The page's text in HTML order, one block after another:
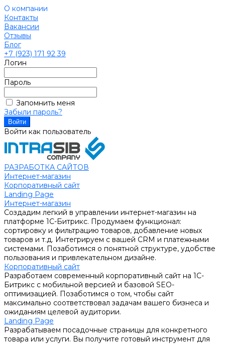
О компании
Контакты
Вакансии
Отзывы
Блог
+7 (923) 171 92 39
Логин
Пароль
Запомнить меня
Забыли пароль?
Войти как пользователь
РАЗРАБОТКА САЙТОВ
Интернет-магазин
Корпоративный сайт
Landing Page
Интернет-магазин
Создадим легкий в управлении интернет-магазин на
платформе 1С-Битрикс. Продумаем функционал:
сортировку и фильтрацию товаров, добавление новых
товаров и т.д. Интегрируем с вашей CRM и платежными
системами. Позаботимся о понятной структуре, удобстве
пользования и привлекательном дизайне.
Корпоративный сайт
Разработаем современный корпоративный сайт на 1С-
Битрикс с мобильной версией и базовой SEO-
оптимизацией. Позаботимся о том, чтобы сайт
максимально соответствовал задачам вашего бизнеса и
ожиданиям целевой аудитории.
Landing Page
Разрабатываем посадочные страницы для конкретного
товара или услуги. Вы получите готовый инструмент для